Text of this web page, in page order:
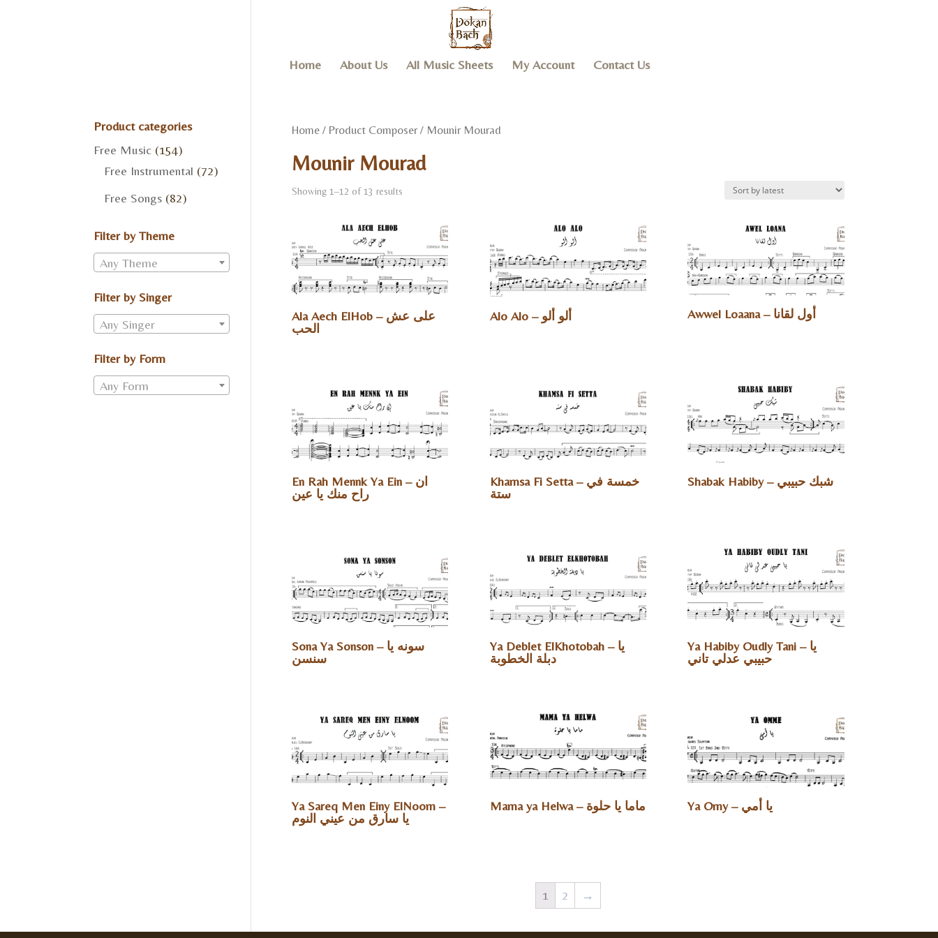
Home About Us All Music Sheets My Account Contact Us
Home/ Product Composer / Mounir Mourad
Mounir Mourad
Showing 1–12 of 13 results
Ala Aech ElHob – على عش
الحب
Alo Alo – ألو ألو Awwel Loaana – أول لقانا
En Rah Mennk Ya Ein – ان
راح منك يا عين
Khamsa Fi Setta – خمسة في
ستة
Shabak Habiby – شبك حبيبي
Sona Ya Sonson – سونه يا
سنسن
Ya Deblet ElKhotobah – يا
دبلة الخطوبة
Ya Habiby Oudly Tani – يا
حبيبي عدلي تاني
Ya Sareq Men Einy ElNoom –
يا سارق من عيني النوم
Mama ya Helwa – ماما يا حلوة Ya Omy – يا أمي
1 2 →
Product categories
Free Music (154)
Free Instrumental (72)
Free Songs (82)
Filter by Theme
Any Theme
Filter by Singer
Any Singer
Filter by Form
Any Form